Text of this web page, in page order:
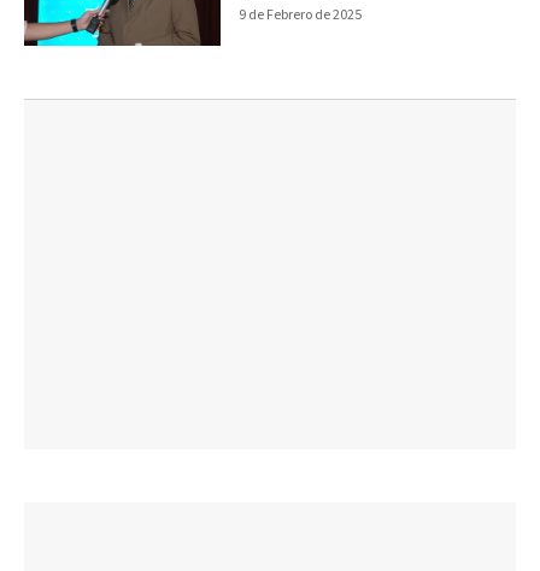
9 de Febrero de 2025